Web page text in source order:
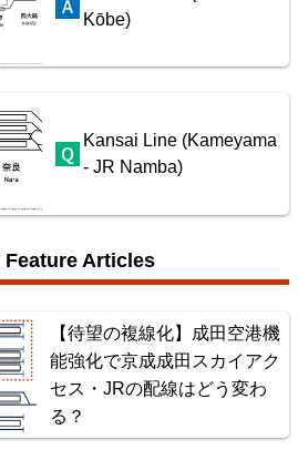
る首都圏の保線基地
Kōbe)
Kansai Line (Kameyama
- JR Namba)
Articles
【待望の複線化】成田空港機
能強化で京成成田スカイアク
セス・JRの配線はどう変わ
る？